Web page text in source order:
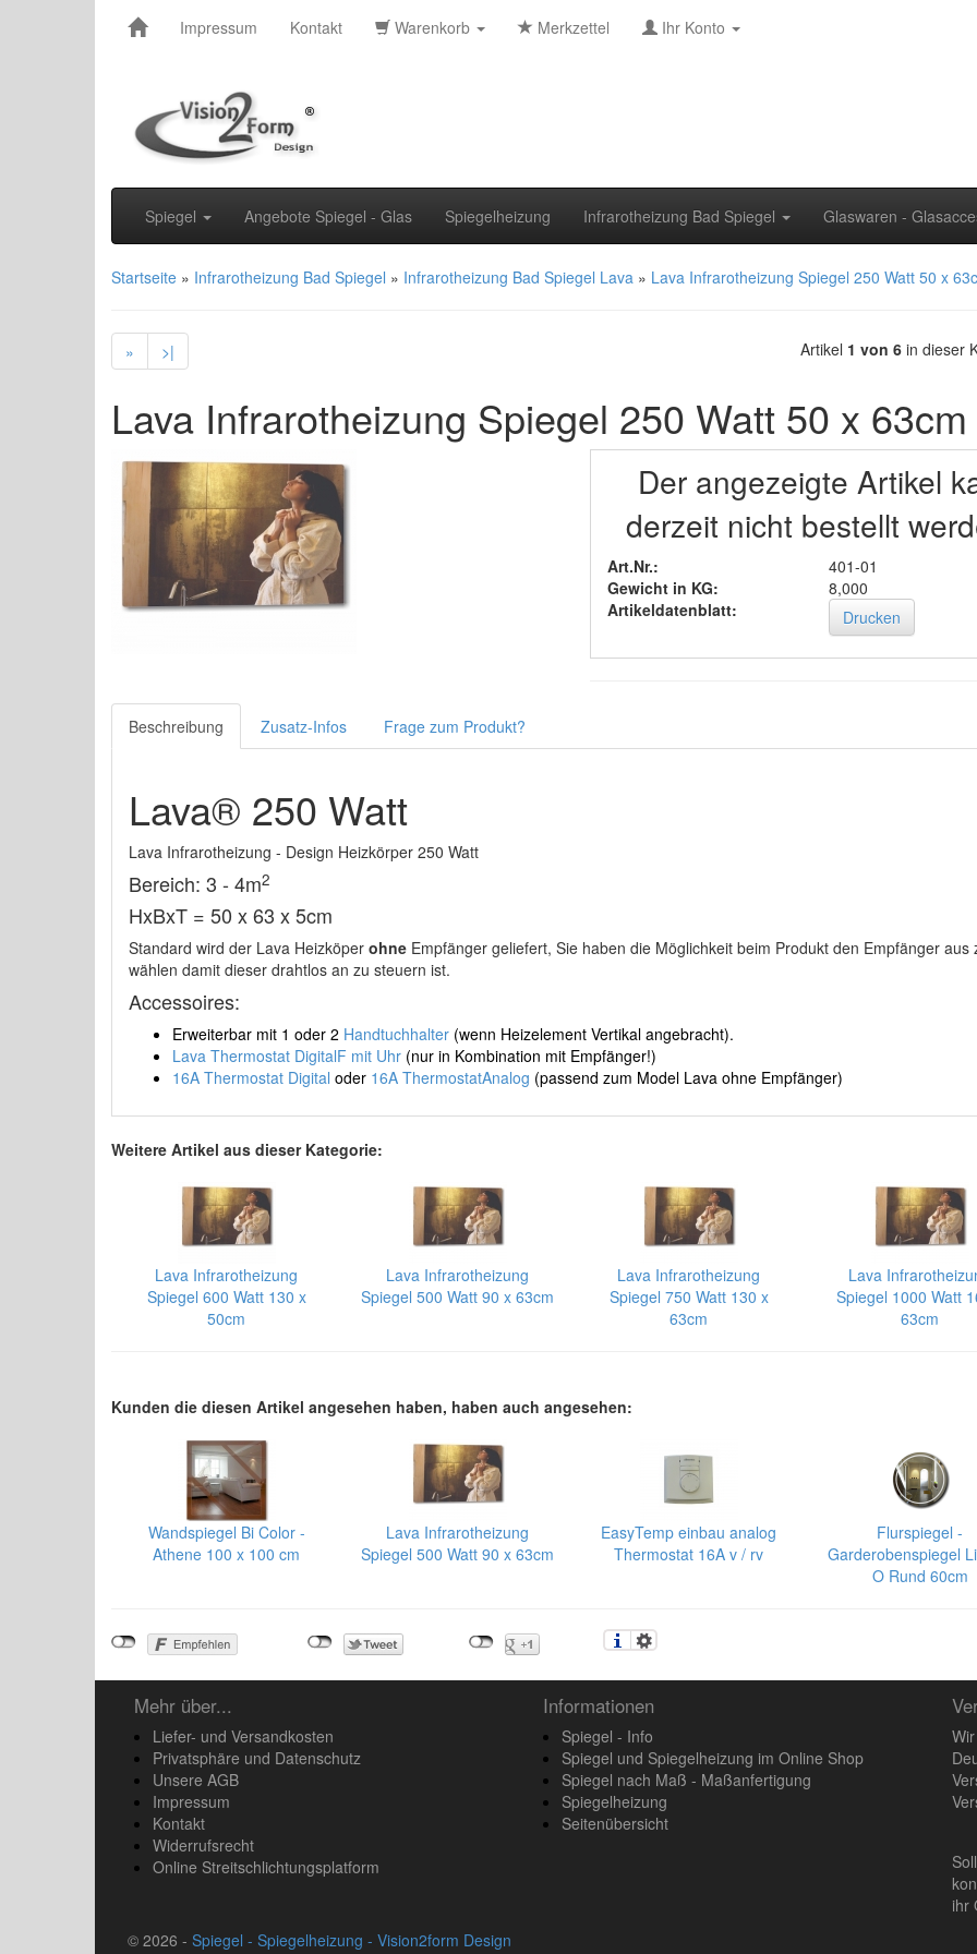
Impressum Kontakt Warenkorb Merkzettel Ihr Konto
Spiegel Angebote Spiegel - Glas Spiegelheizung Infrarotheizung Bad Spiegel Glaswaren -
Startseite » Infrarotheizung Bad Spiegel » Infrarotheizung Bad Spiegel Lava » Lava Infrarotheizung Spiegel 250 Watt 50 x
» >| Artikel 1 von 6in dieser
Lava Infrarotheizung Spiegel 250 Watt 50 x 63cm
Der angezeigte Artikel
derzeit nicht bestellt
Art.Nr.:
401-01
Gewicht in KG:
8,000
Artikeldatenblatt:
Drucken
Beschreibung Zusatz-Infos Frage zum Produkt?
Lava® 250 Watt
Lava Infrarotheizung - Design Heizkörper 250 Watt
Bereich: 3 - 4m2
HxBxT = 50 x 63 x 5cm
Standard wird der Lava Heizköper ohne Empfänger geliefert, Sie haben die Möglichkeit beim Produkt den Empfänger aus
wählen damit dieser drahtlos an zu steuern ist.
Accessoires:
Erweiterbar mit 1 oder 2 Handtuchhalter (wenn Heizelement Vertikal angebracht).
Lava Thermostat DigitalF mit Uhr (nur in Kombination mit Empfänger!)
16A Thermostat Digital oder 16A ThermostatAnalog (passend zum Model Lava ohne Empfänger)
Weitere Artikel aus dieser Kategorie:
Lava Infrarotheizung
Spiegel 600 Watt 130 x
50cm
Lava Infrarotheizung
Spiegel 500 Watt 90 x 63cm
Lava Infrarotheizung
Spiegel 750 Watt 130 x
63cm
Lava
Spiegel 1000 Watt
63cm
Kunden die diesen Artikel angesehen haben, haben auch angesehen:
Wandspiegel Bi Color -
Athene 100 x 100 cm
Lava Infrarotheizung
Spiegel 500 Watt 90 x 63cm
EasyTemp einbau analog
Thermostat 16A v / rv
Flurspiegel -
Garderobenspiegel
O Rund 60cm
Mehr über...
Liefer- und Versandkosten
Privatsphäre und Datenschutz
Unsere AGB
Impressum
Kontakt
Widerrufsrecht
Online Streitschlichtungsplatform
Informationen
Spiegel - Info
Spiegel und Spiegelheizung im Online Shop
Spiegel nach Maß - Maßanfertigung
Spiegelheizung
Seitenübersicht
ihr
© 2026 - Spiegel - Spiegelheizung - Vision2form Design